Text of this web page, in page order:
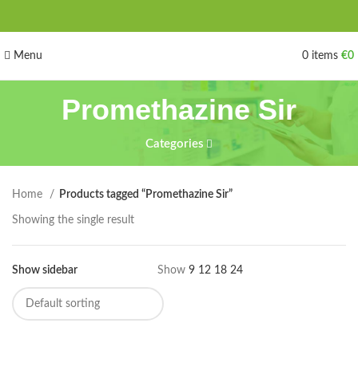
Menu 0 items €0
Promethazine Sir
Categories
Home Products tagged “Promethazine Sir”
Showing the single result
Show sidebar Show 9 12 18 24